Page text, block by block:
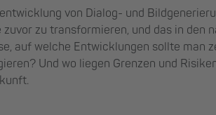
von Dialog- und
zu transformieren, und das in den
auf welche Entwicklungen sollte man
Und wo liegen Grenzen und